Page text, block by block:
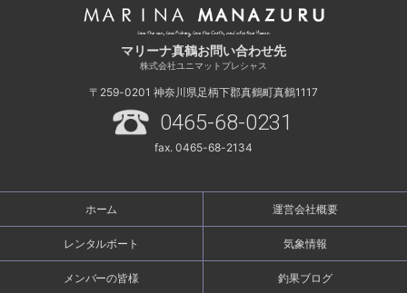
マリーナ真鶴お問い合わせ先
株式会社ユニマットプレシャス
〒259-0201 神奈川県足柄下郡真鶴町真鶴1117
0465-68-0231
fax. 0465-68-2134
ホーム 運営会社概要
レンタルボート 気象情報
メンバーの皆様 釣果ブログ